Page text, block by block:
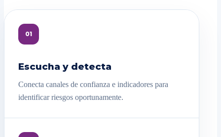
01
Escucha y detecta
Conecta canales de confianza e indicadores para
identificar riesgos oportunamente.